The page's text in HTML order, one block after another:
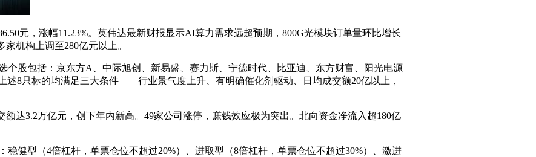
元，涨幅11.23%。英伟达最新财报显示AI算力需求远超预期，800G光模块订单量环比增长
机构上调至280亿元以上。
股包括：京东方A、中际旭创、新易盛、赛力斯、宁德时代、比亚迪、东方财富、阳光电源
8只标的均满足三大条件——行业景气度上升、有明确催化剂驱动、日均成交额20亿以上，
额达3.2万亿元，创下年内新高。49家公司涨停，赚钱效应极为突出。北向资金净流入超180亿
健型（4倍杠杆，单票仓位不超过20%）、进取型（8倍杠杆，单票仓位不超过30%）、激进